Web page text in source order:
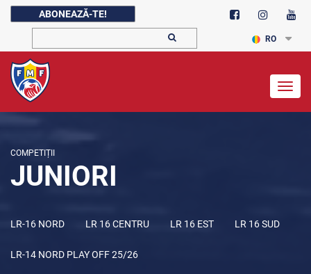
ABONEAZĂ-TE!
RO
COMPETIȚII
JUNIORI
LR-16 NORD LR 16 CENTRU LR 16 EST LR 16 SUD
LR-14 NORD PLAY OFF 25/26